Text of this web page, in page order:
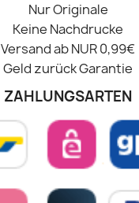
Nur Originale
Keine Nachdrucke
Versand ab NUR 0,99€
Geld zurück Garantie
ZAHLUNGSARTEN